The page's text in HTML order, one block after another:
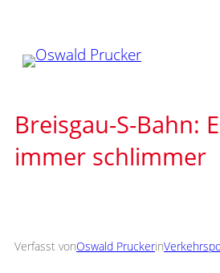
springen
Breisgau-S-Bahn:
immer schlimmer
Verfasst vonOswald Pruckerin